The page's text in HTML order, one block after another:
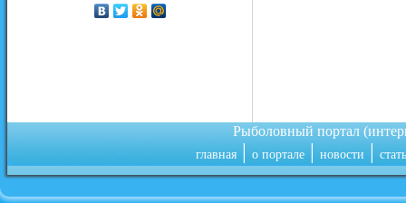
Рыболовный портал
главная|о портале|новости|